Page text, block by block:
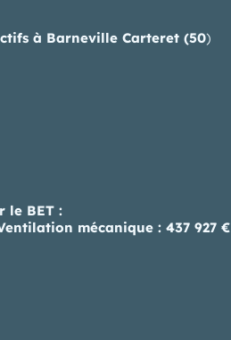
à Barneville Carteret (50)
le BET :
mécanique : 437 927 €